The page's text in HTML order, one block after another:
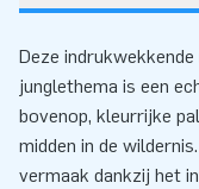
Deze
junglethema is een
bovenop, kleurrijke
midden in de
vermaak dankzij het